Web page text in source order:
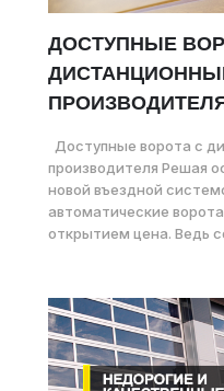
ДОСТУПНЫЕ
Доступные ворота с
производителя Решая
новой въездной
автоматические
открытием цена. Ведь